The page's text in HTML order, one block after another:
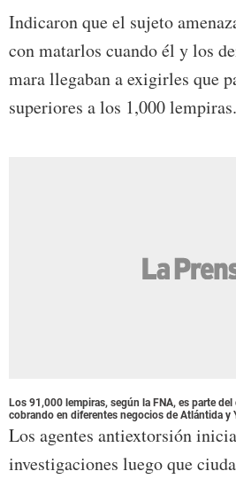
Indicaron que el sujeto
con matarlos cuando él y los
mara llegaban a exigirles que
superiores a los 1,000 lempiras.
Los 91,000 lempiras, según la FNA, es parte
cobrando en diferentes negocios de Atlántida y
Los agentes antiextorsión
investigaciones luego que